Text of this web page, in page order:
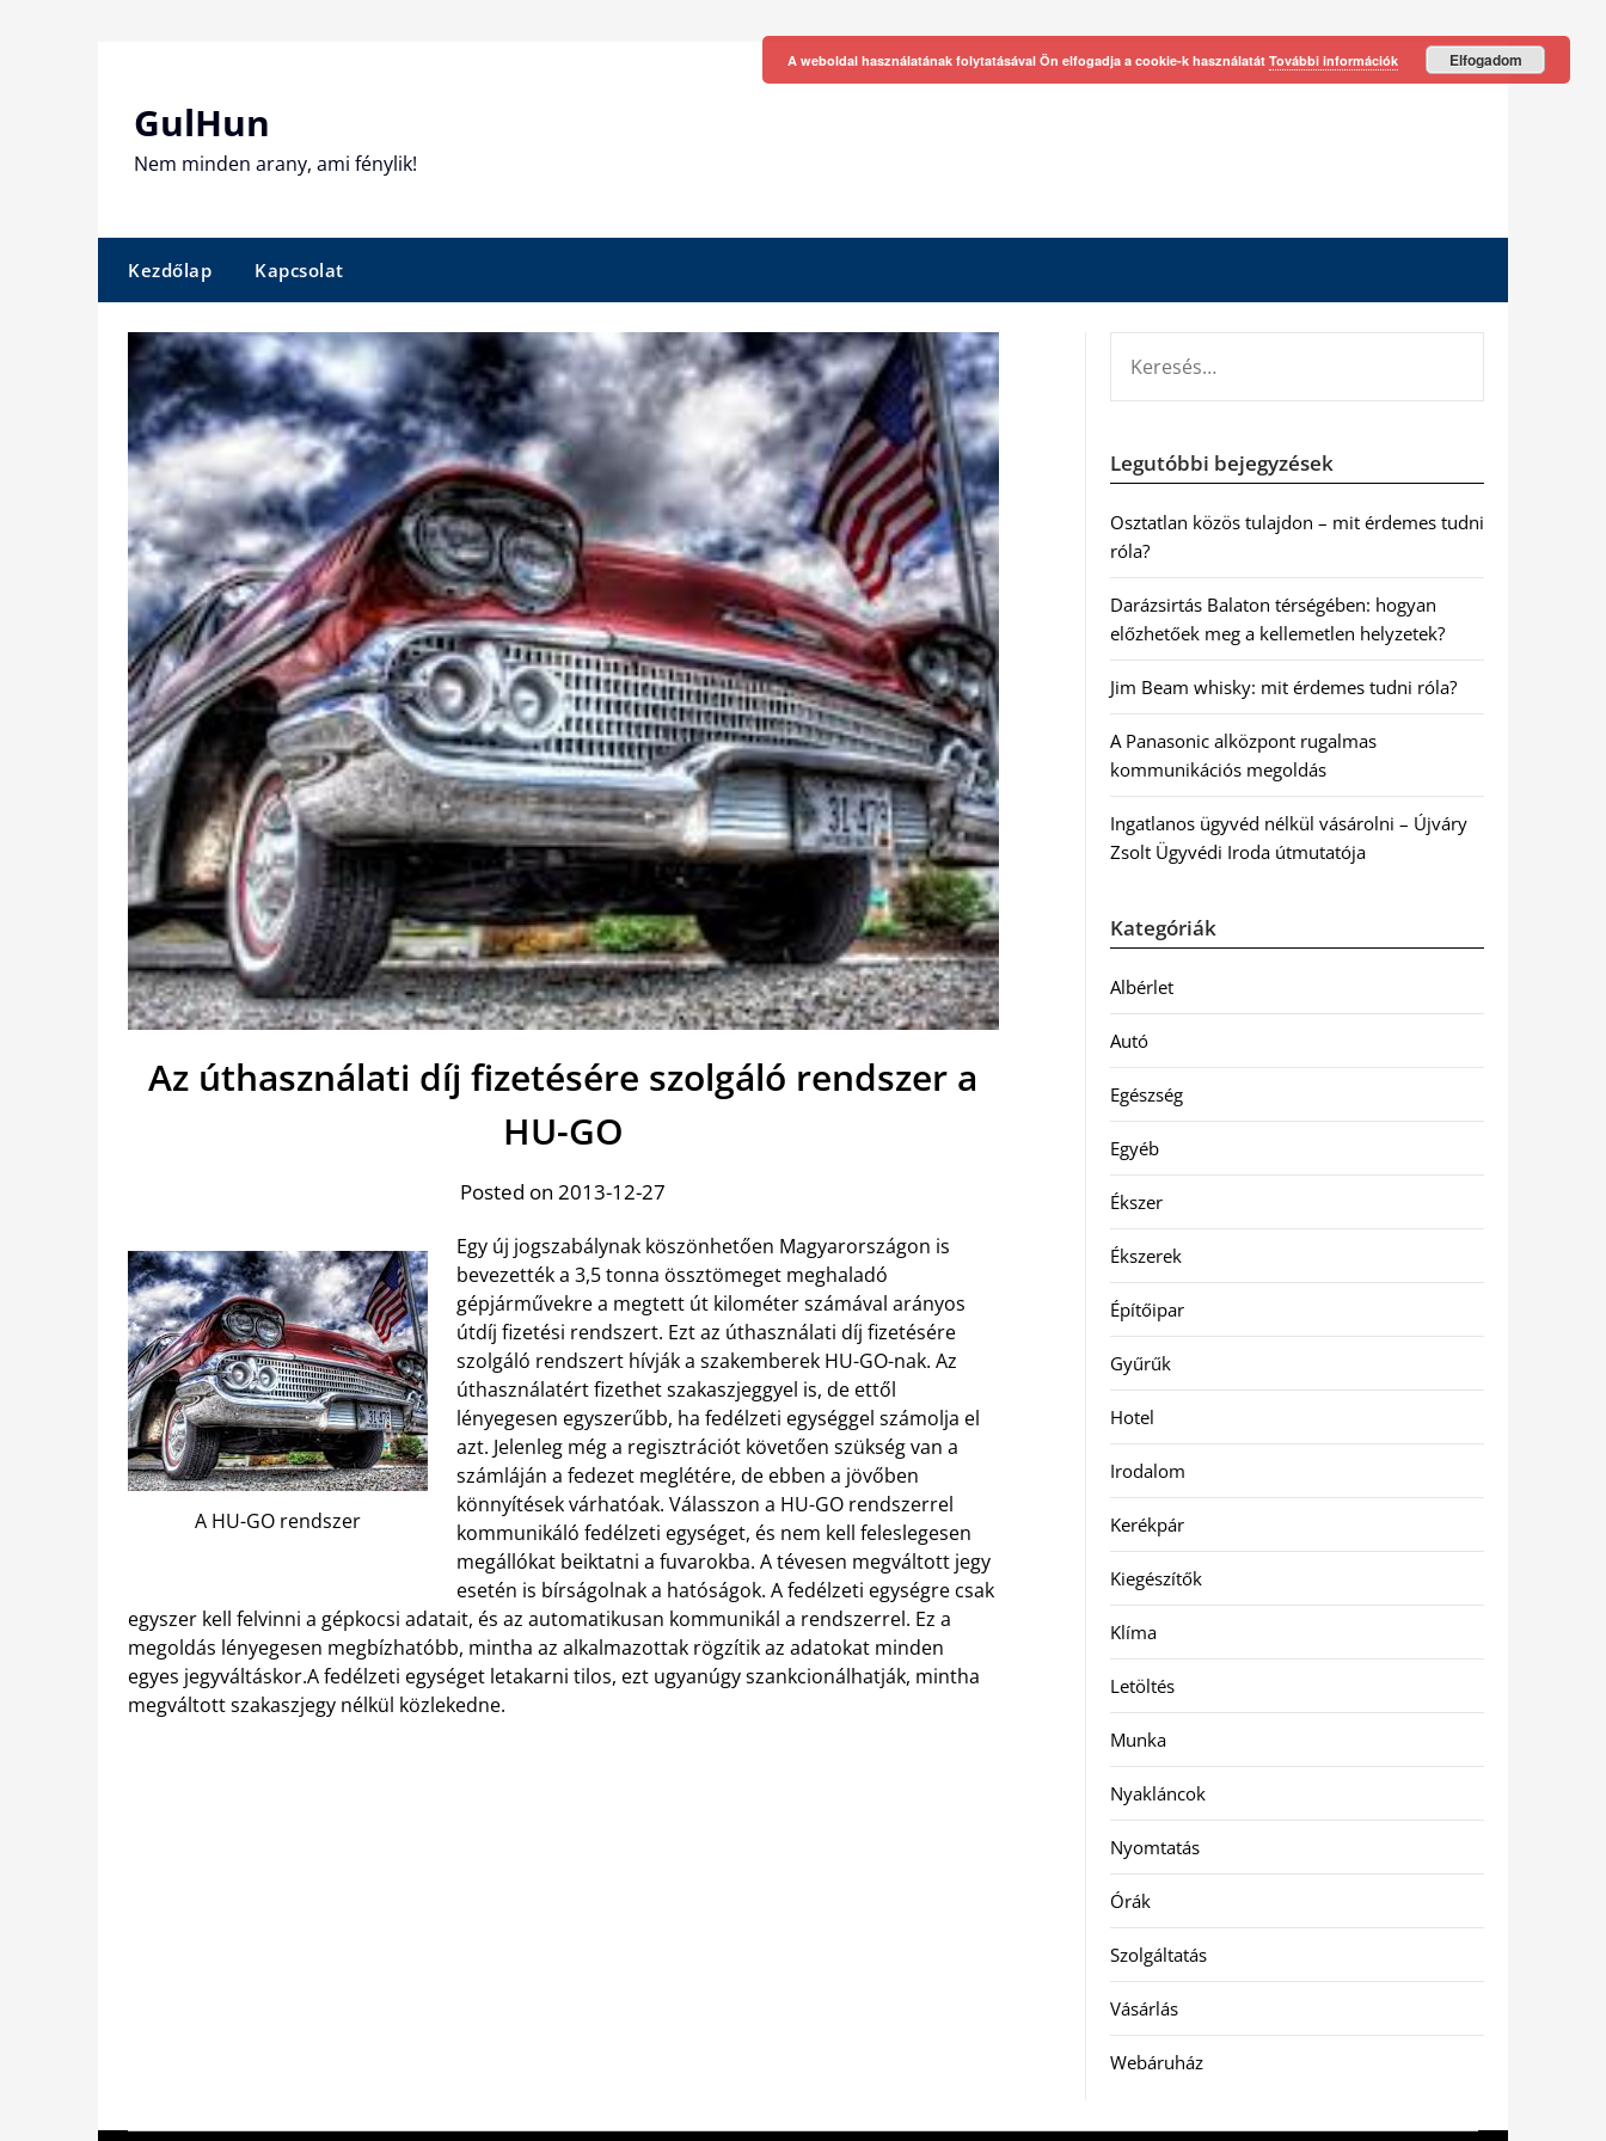
GulHun
Nem minden arany, ami fénylik!
Kezdőlap Kapcsolat
Az úthasználati díj fizetésére szolgáló rendszer a
HU-GO
Posted on 2013-12-27
A HU-GO rendszer
Egy új jogszabálynak köszönhetően Magyarországon is
bevezették a 3,5 tonna össztömeget meghaladó
gépjárművekre a megtett út kilométer számával arányos
útdíj fizetési rendszert. Ezt az úthasználati díj fizetésére
szolgáló rendszert hívják a szakemberek HU-GO-nak. Az
úthasználatért fizethet szakaszjeggyel is, de ettől
lényegesen egyszerűbb, ha fedélzeti egységgel számolja el
azt. Jelenleg még a regisztrációt követően szükség van a
számláján a fedezet meglétére, de ebben a jövőben
könnyítések várhatóak. Válasszon a HU-GO rendszerrel
kommunikáló fedélzeti egységet, és nem kell feleslegesen
megállókat beiktatni a fuvarokba. A tévesen megváltott jegy
esetén is bírságolnak a hatóságok. A fedélzeti egységre csak
egyszer kell felvinni a gépkocsi adatait, és az automatikusan kommunikál a rendszerrel. Ez a
megoldás lényegesen megbízhatóbb, mintha az alkalmazottak rögzítik az adatokat minden
egyes jegyváltáskor.A fedélzeti egységet letakarni tilos, ezt ugyanúgy szankcionálhatják, mintha
megváltott szakaszjegy nélkül közlekedne.
Legutóbbi bejegyzések
Osztatlan közös tulajdon – mit érdemes tudni
róla?
Darázsirtás Balaton térségében: hogyan
előzhetőek meg a kellemetlen helyzetek?
Jim Beam whisky: mit érdemes tudni róla?
A Panasonic alközpont rugalmas
kommunikációs megoldás
Ingatlanos ügyvéd nélkül vásárolni – Újváry
Zsolt Ügyvédi Iroda útmutatója
Kategóriák
Albérlet
Autó
Egészség
Egyéb
Ékszer
Ékszerek
Építőipar
Gyűrűk
Hotel
Irodalom
Kerékpár
Kiegészítők
Klíma
Letöltés
Munka
Nyakláncok
Nyomtatás
Órák
Szolgáltatás
Vásárlás
Webáruház
A weboldal használatának folytatásával Ön elfogadja a cookie-k használatát További információk Elfogadom